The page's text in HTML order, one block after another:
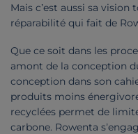
Mais c’est aussi sa
réparabilité qui fait de
Que ce soit dans les
amont de la conception
conception dans son
produits moins
recyclées permet de
carbone. Rowenta